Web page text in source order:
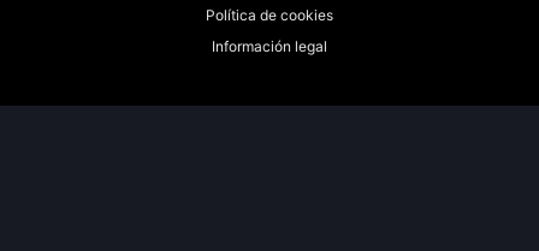
Política de cookies
Información legal